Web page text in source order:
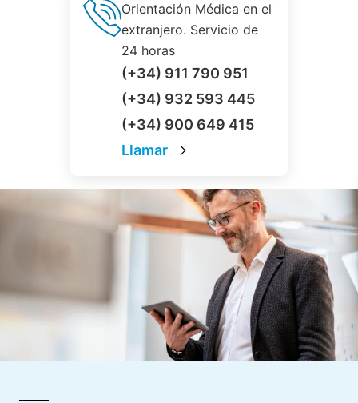
Orientación Médica en el
extranjero. Servicio de
24 horas
(+34) 911 790 951
(+34) 932 593 445
(+34) 900 649 415
Llamar